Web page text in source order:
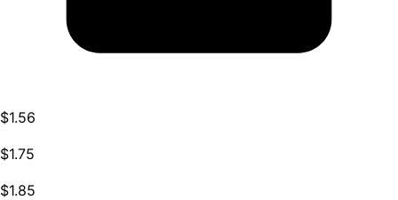
$1.56
$1.75
$1.85